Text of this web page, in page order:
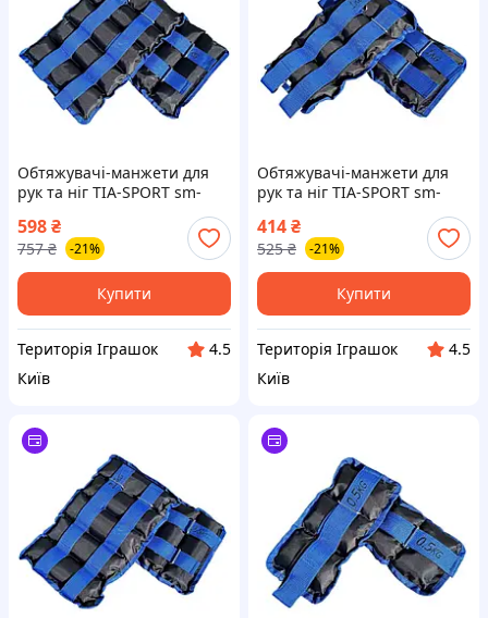
Обтяжувачі-манжети для
рук та ніг TIA-SPORT sm-
1354, 2x3,0 кг, Land of Toys
598₴
757 ₴ -21%
Купити
Територія Іграшок
4.5
Київ
Обтяжувачі-манжети для
рук та ніг TIA-SPORT sm-
1350, 2x1,0 кг, Land of Toys
414₴
525 ₴ -21%
Купити
Територія Іграшок
4.5
Київ